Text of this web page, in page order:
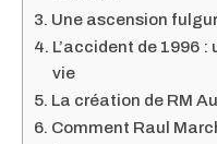
Une ascension
L’accident de 1996
vie
La création de RM
Comment Raul